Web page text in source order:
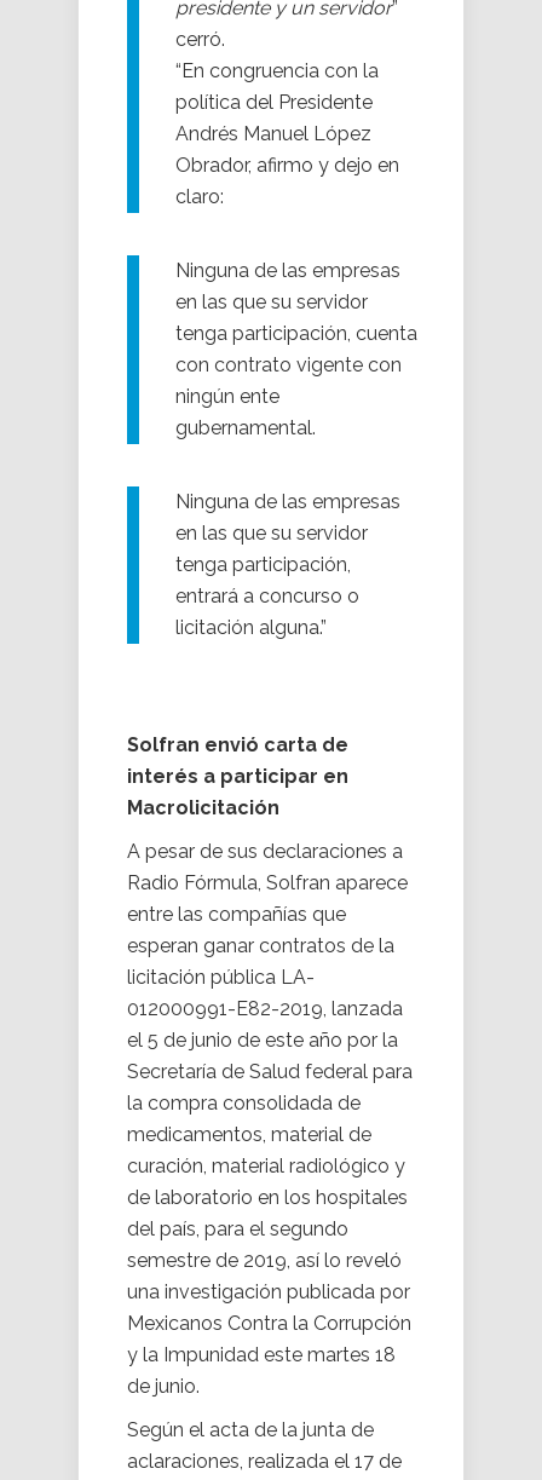
presidente y un servidor”
cerró.
“En congruencia con la
política del Presidente
Andrés Manuel López
Obrador, afirmo y dejo en
claro:
Ninguna de las empresas
en las que su servidor
tenga participación, cuenta
con contrato vigente con
ningún ente
gubernamental.
Ninguna de las empresas
en las que su servidor
tenga participación,
entrará a concurso o
licitación alguna.”
Solfran envió carta de
interés a participar en
Macrolicitación
A pesar de sus declaraciones a
Radio Fórmula, Solfran aparece
entre las compañías que
esperan ganar contratos de la
licitación pública LA-
012000991-E82-2019, lanzada
el 5 de junio de este año por la
Secretaría de Salud federal para
la compra consolidada de
medicamentos, material de
curación, material radiológico y
de laboratorio en los hospitales
del país, para el segundo
semestre de 2019, así lo reveló
una investigación publicada por
Mexicanos Contra la Corrupción
y la Impunidad este martes 18
de junio.
Según el acta de la junta de
aclaraciones, realizada el 17 de